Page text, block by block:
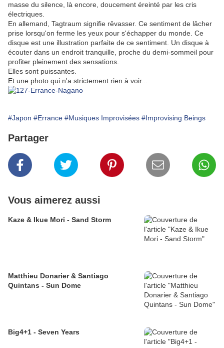
masse du silence, là encore, doucement éreinté par les cris
électriques.
En allemand, Tagtraum signifie rêvasser. Ce sentiment de lâcher
prise lorsqu'on ferme les yeux pour s'échapper du monde. Ce
disque est une illustration parfaite de ce sentiment. Un disque à
écouter dans un endroit tranquille, proche du demi-sommeil pour
profiter pleinement des sensations.
Elles sont puissantes.
Et une photo qui n'a strictement rien à voir...
#Japon #Errance #Musiques Improvisées #Improvising Beings
Partager
Vous aimerez aussi
Kaze & Ikue Mori - Sand Storm
Matthieu Donarier & Santiago
Quintans - Sun Dome
Big4+1 - Seven Years